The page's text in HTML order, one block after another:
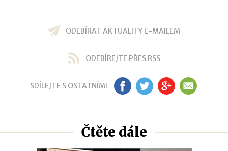
ODEBÍRAT AKTUALITY E-MAILEM
ODEBÍREJTE PŘES RSS
SDÍLEJTE S OSTATNÍMI FB TW GP EM
Čtěte dále